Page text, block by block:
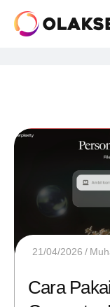
21/04/2026
Cara